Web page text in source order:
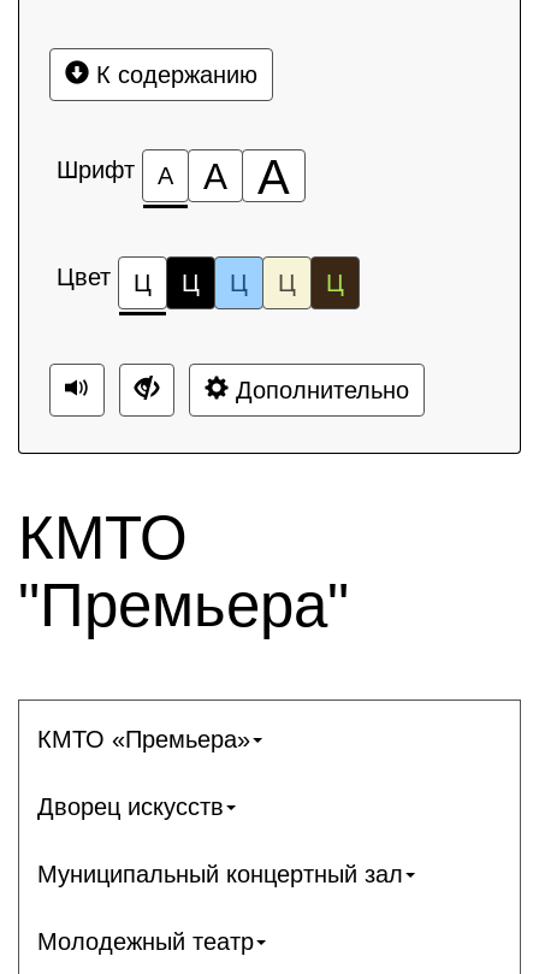
К содержанию
Шрифт А А А
Цвет Ц Ц Ц Ц Ц
Дополнительно
КМТО
"Премьера"
КМТО «Премьера»
Дворец искусств
Муниципальный концертный зал
Молодежный театр